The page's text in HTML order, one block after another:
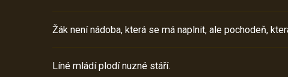
Žák není nádoba, která se má naplnit, ale pochodeň,
Líné mládí plodí nuzné stáří.